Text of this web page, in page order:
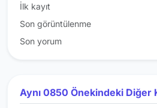
İlk kayıt
Son görüntülenme
Son yorum
Aynı 0850 Önekindeki Diğer